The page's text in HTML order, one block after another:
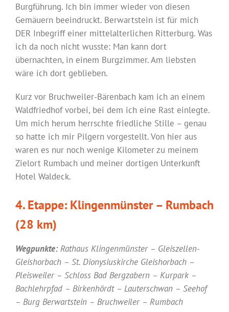
Burgführung. Ich bin immer wieder von diesen
Gemäuern beeindruckt. Berwartstein ist für mich
DER Inbegriff einer mittelalterlichen Ritterburg. Was
ich da noch nicht wusste: Man kann dort
übernachten, in einem Burgzimmer. Am liebsten
wäre ich dort geblieben.
Kurz vor Bruchweiler-Bärenbach kam ich an einem
Waldfriedhof vorbei, bei dem ich eine Rast einlegte.
Um mich herum herrschte friedliche Stille – genau
so hatte ich mir Pilgern vorgestellt. Von hier aus
waren es nur noch wenige Kilometer zu meinem
Zielort Rumbach und meiner dortigen Unterkunft
Hotel Waldeck.
4. Etappe: Klingenmünster – Rumbach
(28 km)
Wegpunkte:Rathaus Klingenmünster – Gleiszellen-
Gleishorbach – St. Dionysiuskirche Gleishorbach –
Pleisweiler – Schloss Bad Bergzabern – Kurpark –
Bachlehrpfad – Birkenhördt – Lauterschwan – Seehof
– Burg Berwartstein – Bruchweiler – Rumbach